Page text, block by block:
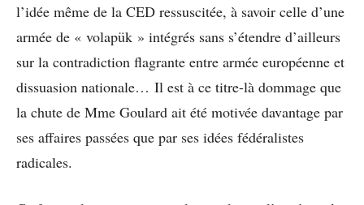
l’idée même de la CED ressuscitée, à savoir celle d’une
armée de « volapük » intégrés sans s’étendre d’ailleurs
sur la contradiction flagrante entre armée européenne et
dissuasion nationale… Il est à ce titre-là dommage que
la chute de Mme Goulard ait été motivée davantage par
ses affaires passées que par ses idées fédéralistes
radicales.